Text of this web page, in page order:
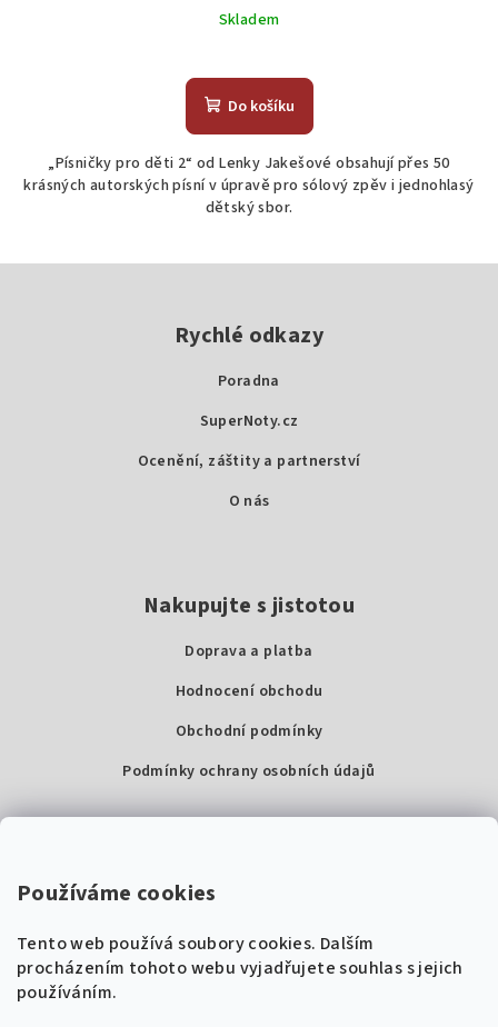
Používáme cookies
Tento web používá soubory cookies. Dalším
procházením tohoto webu vyjadřujete souhlas s jejich
používáním.
Skladem
Do košíku
„Písničky pro děti 2“ od Lenky Jakešové obsahují přes 50
krásných autorských písní v úpravě pro sólový zpěv i jednohlasý
dětský sbor.
Rychlé odkazy
Poradna
SuperNoty.cz
Ocenění, záštity a partnerství
O nás
Nakupujte s jistotou
Doprava a platba
Hodnocení obchodu
Obchodní podmínky
Podmínky ochrany osobních údajů
Super Noty, s.r.o.
IČ: 04568672